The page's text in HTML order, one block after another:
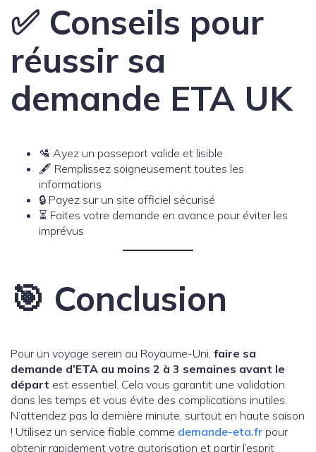
✅ Conseils pour
réussir sa
demande ETA UK
🛂 Ayez un passeport valide et lisible
🖋️ Remplissez soigneusement toutes les
informations
🔒 Payez sur un site officiel sécurisé
⏳ Faites votre demande en avance pour éviter les
imprévus
🎯 Conclusion
Pour un voyage serein au Royaume-Uni, faire sa
demande d’ETA au moins 2 à 3 semaines avant le
départ est essentiel. Cela vous garantit une validation
dans les temps et vous évite des complications inutiles.
N’attendez pas la dernière minute, surtout en haute saison
! Utilisez un service fiable comme demande-eta.fr pour
obtenir rapidement votre autorisation et partir l’esprit